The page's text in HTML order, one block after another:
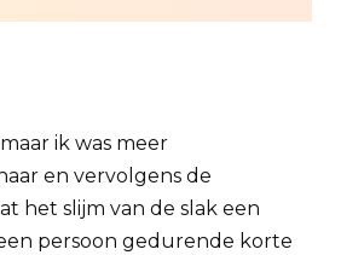
ik was meer
en vervolgens de
het slijm van de slak een
persoon gedurende korte